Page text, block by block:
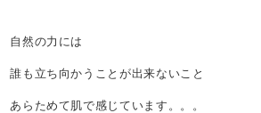
自然の力には
誰も立ち向かうことが出来ないこと
あらためて肌で感じています。。。